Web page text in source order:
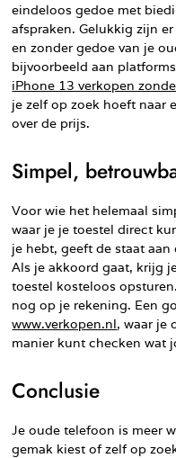
eindeloos gedoe met
afspraken. Gelukkig zijn
en zonder gedoe van je
bijvoorbeeld aan
iPhone 13 verkopen
je zelf op zoek hoeft naar
over de prijs.
Simpel,
Voor wie het helemaal
waar je je toestel direct
je hebt, geeft de staat
Als je akkoord gaat, krijg
toestel kosteloos
nog op je rekening. Een
www.verkopen.nl, waar je
manier kunt checken wat
Conclusie
Je oude telefoon is meer
gemak kiest of zelf op